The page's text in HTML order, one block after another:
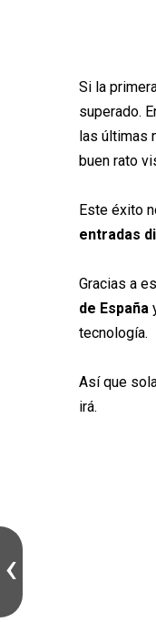
Si la
superado.
las últimas
buen rato
Este éxito
entradas
Gracias a
de España
tecnología.
Así que
irá.